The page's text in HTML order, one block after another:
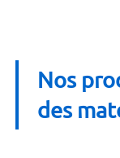
Nos
des